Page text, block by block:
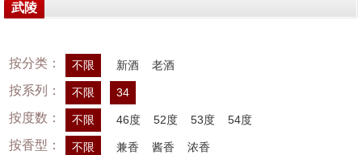
武陵
按分类： 不限 新酒 老酒
按系列： 不限 34
按度数： 不限 46度 52度 53度 54度
按香型： 不限 兼香 酱香 浓香